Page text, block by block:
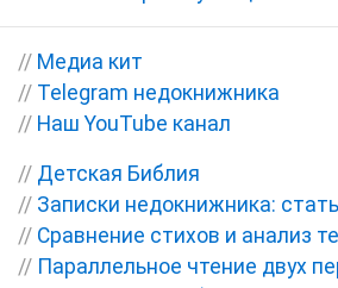
// Медиа кит
// Telegram недокнижника
// Наш YouTube канал
// Детская Библия
// Записки недокнижника:
// Сравнение стихов и анализ
// Параллельное чтение двух